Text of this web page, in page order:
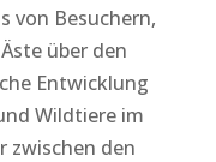
von Besuchern,
über den
Entwicklung
Wildtiere im
zwischen den